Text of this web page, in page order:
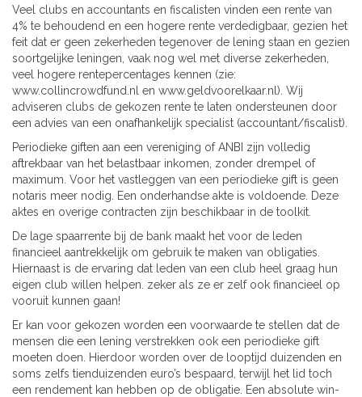
Veel clubs en accountants en fiscalisten vinden een rente van
4% te behoudend en een hogere rente verdedigbaar, gezien het
feit dat er geen zekerheden tegenover de lening staan en gezien
soortgelijke leningen, vaak nog wel met diverse zekerheden,
veel hogere rentepercentages kennen (zie:
www.collincrowdfund.nl en www.geldvoorelkaar.nl). Wij
adviseren clubs de gekozen rente te laten ondersteunen door
een advies van een onafhankelijk specialist (accountant/fiscalist).
Periodieke giften aan een vereniging of ANBI zijn volledig
aftrekbaar van het belastbaar inkomen, zonder drempel of
maximum. Voor het vastleggen van een periodieke gift is geen
notaris meer nodig. Een onderhandse akte is voldoende. Deze
aktes en overige contracten zijn beschikbaar in de toolkit.
De lage spaarrente bij de bank maakt het voor de leden
financieel aantrekkelijk om gebruik te maken van obligaties.
Hiernaast is de ervaring dat leden van een club heel graag hun
eigen club willen helpen. zeker als ze er zelf ook financieel op
vooruit kunnen gaan!
Er kan voor gekozen worden een voorwaarde te stellen dat de
mensen die een lening verstrekken ook een periodieke gift
moeten doen. Hierdoor worden over de looptijd duizenden en
soms zelfs tienduizenden euro’s bespaard, terwijl het lid toch
een rendement kan hebben op de obligatie. Een absolute win-